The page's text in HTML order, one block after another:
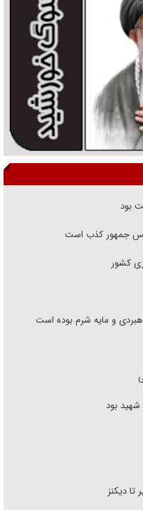
بود
جمهور کذب است
کشور
و مایه شرم بوده است
بود
تا دیکنز